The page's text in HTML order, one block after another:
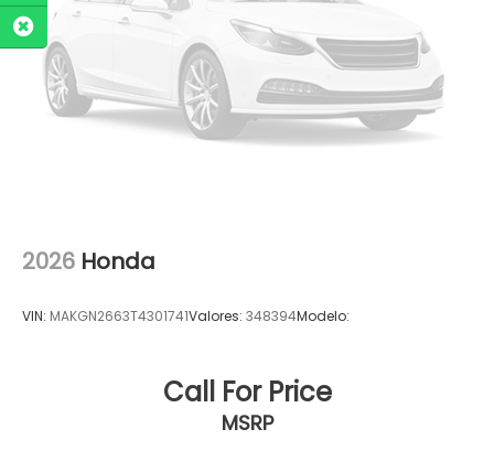
2026 Honda
VIN: MAKGN2663T4301741Valores: 348394Modelo:
Call For Price
MSRP